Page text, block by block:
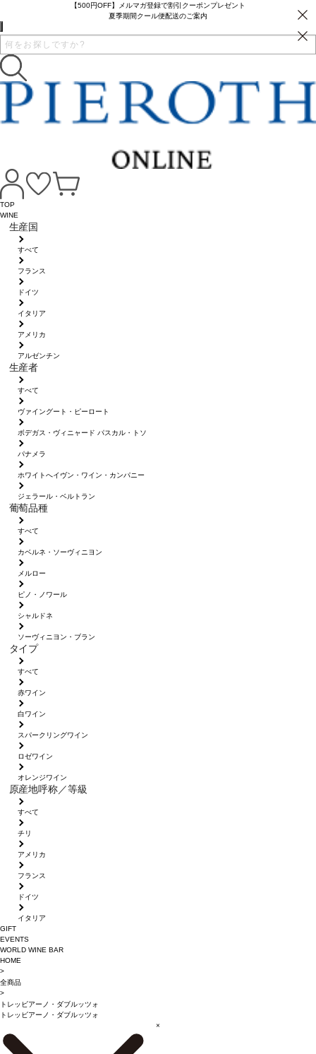
【500円OFF】メルマガ登録で割引クーポンプレゼント
夏季期間クール便配送のご案内
TOP
WINE
生産国
すべて
フランス
ドイツ
イタリア
アメリカ
アルゼンチン
生産者
すべて
ヴァイングート・ピーロート
ボデガス・ヴィニャード パスカル・トソ
パナメラ
ホワイトへイヴン・ワイン・カンパニー
ジェラール・ベルトラン
葡萄品種
すべて
カベルネ・ソーヴィニヨン
メルロー
ピノ・ノワール
シャルドネ
ソーヴィニヨン・ブラン
タイプ
すべて
赤ワイン
白ワイン
スパークリングワイン
ロゼワイン
オレンジワイン
原産地呼称／等級
すべて
チリ
アメリカ
フランス
ドイツ
イタリア
GIFT
EVENTS
WORLD WINE BAR
HOME
>
全商品
>
トレッビアーノ・ダブルッツォ
トレッビアーノ・ダブルッツォ
×